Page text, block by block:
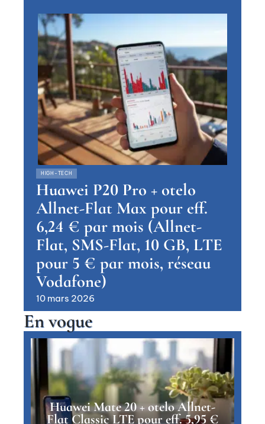
HIGH-TECH
Huawei P20 Pro + otelo
Allnet-Flat Max pour eff.
6,24 € par mois (Allnet-
Flat, SMS-Flat, 10 GB, LTE
pour 5 € par mois, réseau
Vodafone)
10 mars 2026
En vogue
Huawei Mate 20 + otelo Allnet-
Flat Classic LTE pour eff. 5,95 €